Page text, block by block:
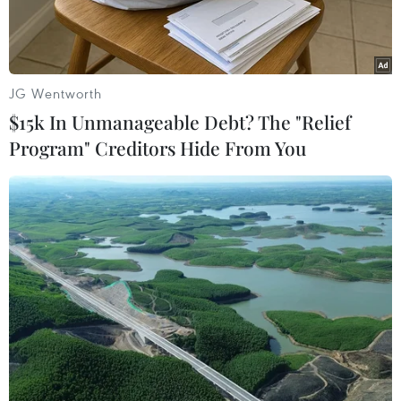
Bản tại Việt Nam về hợptác đào tạo nhân lực
(MOU), tổ chức chiều 13/8, tại Hà Nội.
Đây là hoạt động nằm trong khuôn khổ “Sáng
Thủ tướng Nguyễn Thiện Nhân; Bí thư Đại sứ
quán Nhật Bản tại ViệtNam Sturuya Yoko chứng
kiến lễ ký.
Phát biểu tại buổi lễ, Phó Thủ tướng Nguyễn
Thiện Nhân nhấn mạnh: Lễ ký kết biênbản hợp
tác giữa các bộ của Việt Nam và Hiệp hội doanh
nghiệp Nhật Bản là sựkiện quan trọng, có ý
nghĩa thiết thực nhân kỷ niệm 40 năm quan hệ
Việt Nam-NhậtBản.
JG Wentworth
$15k In Unmanageable Debt? The "Relief
Program" Creditors Hide From You